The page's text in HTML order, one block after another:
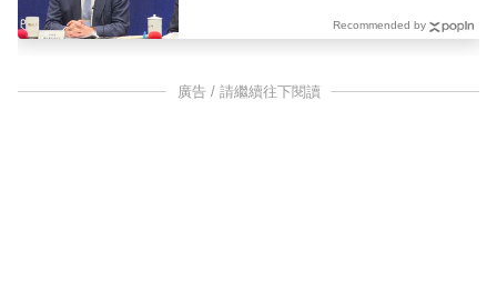
Recommended by
廣告 / 請繼續往下閱讀